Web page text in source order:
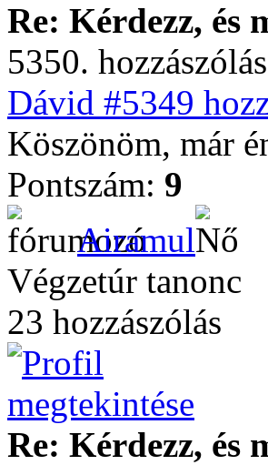
Re: Kérdezz, és
5350.
Dávid #5349
Köszönöm, már
Pontszám: 9
Airamul
Végzetúr tanonc
23 hozzászólás
Re: Kérdezz, és